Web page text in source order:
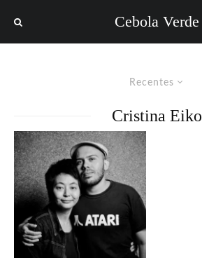
Cebola Verde
Recentes
Cristina Eiko